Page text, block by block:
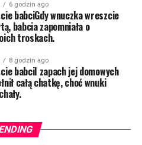
6 godzin ago
babciGdy wnuczka wreszcie
babcia zapomniała o
troskach.
8 godzin ago
babciI zapach jej domowych
całą chatkę, choć wnuki